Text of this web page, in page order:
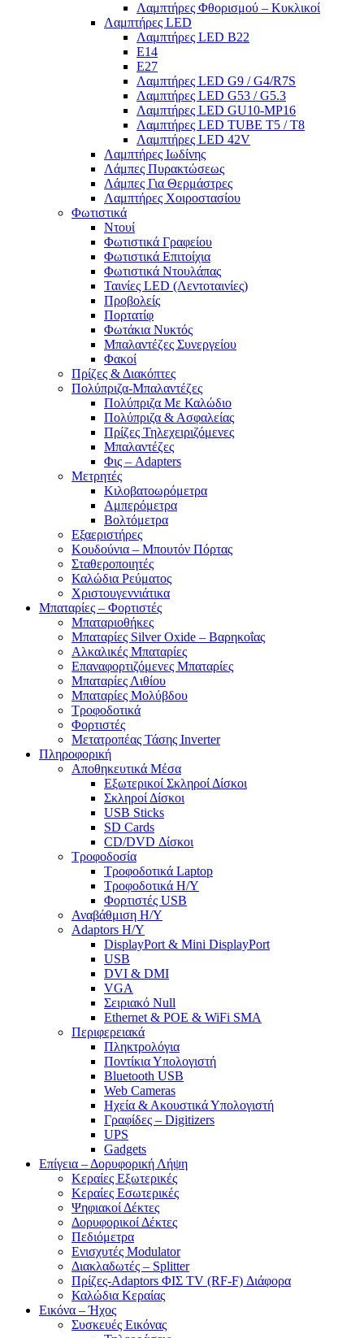
Λαμπτήρες Φθορισμού – Κυκλικοί
Λαμπτήρες LED
Λαμπτήρες LED B22
E14
E27
Λαμπτήρες LED G9 / G4/R7S
Λαμπτήρες LED G53 / G5.3
Λαμπτήρες LED GU10-ΜΡ16
Λαμπτήρες LED TUBE T5 / T8
Λαμπτήρες LED 42V
Λαμπτήρες Ιωδίνης
Λάμπες Πυρακτώσεως
Λάμπες Για Θερμάστρες
Λαμπτήρες Χοιροστασίου
Φωτιστικά
Ντουί
Φωτιστικά Γραφείου
Φωτιστικά Επιτοίχια
Φωτιστικά Ντουλάπας
Ταινίες LED (Λεντοταινίες)
Προβολείς
Πορτατίφ
Φωτάκια Νυκτός
Μπαλαντέζες Συνεργείου
Φακοί
Πρίζες & Διακόπτες
Πολύπριζα-Μπαλαντέζες
Πολύπριζα Με Καλώδιο
Πολύπριζα & Ασφαλείας
Πρίζες Τηλεχειριζόμενες
Μπαλαντέζες
Φις – Adapters
Μετρητές
Κιλοβατοωρόμετρα
Αμπερόμετρα
Βολτόμετρα
Εξαεριστήρες
Κουδούνια – Μπουτόν Πόρτας
Σταθεροποιητές
Καλώδια Ρεύματος
Χριστουγεννιάτικα
Μπαταρίες – Φορτιστές
Μπαταριοθήκες
Μπαταρίες Silver Oxide – Βαρηκοΐας
Αλκαλικές Μπαταρίες
Επαναφορτιζόμενες Μπαταρίες
Μπαταρίες Λιθίου
Μπαταρίες Μολύβδου
Τροφοδοτικά
Φορτιστές
Μετατροπέας Τάσης Inverter
Πληροφορική
Αποθηκευτικά Μέσα
Εξωτερικοί Σκληροί Δίσκοι
Σκληροί Δίσκοι
USB Sticks
SD Cards
CD/DVD Δίσκοι
Τροφοδοσία
Τροφοδοτικά Laptop
Τροφοδοτικά Η/Υ
Φορτιστές USB
Αναβάθμιση Η/Υ
Adaptors Η/Υ
DisplayPort & Mini DisplayPort
USB
DVI & DMI
VGA
Σειριακό Null
Ethernet & POE & WiFi SMA
Περιφερειακά
Πληκτρολόγια
Ποντίκια Υπολογιστή
Bluetooth USB
Web Cameras
Ηχεία & Ακουστικά Υπολογιστή
Γραφίδες – Digitizers
UPS
Gadgets
Επίγεια – Δορυφορική Λήψη
Κεραίες Εξωτερικές
Κεραίες Εσωτερικές
Ψηφιακοί Δέκτες
Δορυφορικοί Δέκτες
Πεδιόμετρα
Ενισχυτές Modulator
Διακλαδωτές – Splitter
Πρίζες-Adaptors ΦΙΣ TV (RF-F) Διάφορα
Καλώδια Κεραίας
Εικόνα – Ήχος
Συσκευές Εικόνας